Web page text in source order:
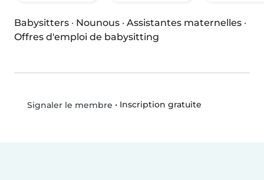
Babysitters · Nounous · Assistantes maternelles ·
Offres d'emploi de babysitting
Signaler le membre • Inscription gratuite